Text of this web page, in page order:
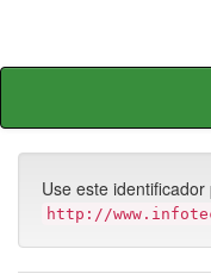
Skip
Use este
http://